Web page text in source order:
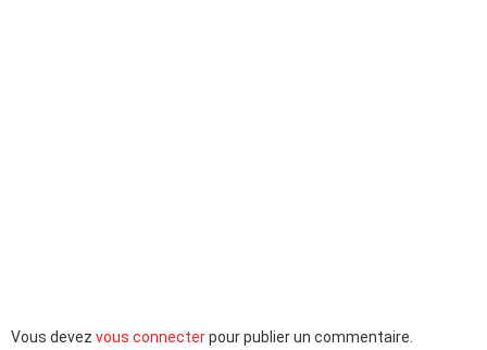
Laisser
Vous devez vous connecterpour publier un commentaire.